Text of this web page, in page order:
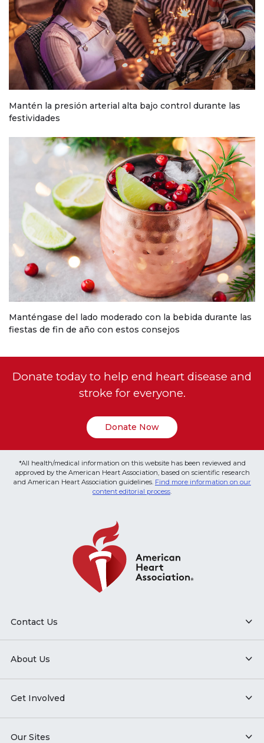
Mantén la presión arterial alta bajo control durante las
festividades
Manténgase del lado moderado con la bebida durante las
fiestas de fin de año con estos consejos
Donate today to help end heart disease and
stroke for everyone.
Donate Now
*All health/medical information on this website has been reviewed and
approved by the American Heart Association, based on scientific research
and American Heart Association guidelines. Find more information on our
content editorial process
Contact Us
About Us
Get Involved
Our Sites